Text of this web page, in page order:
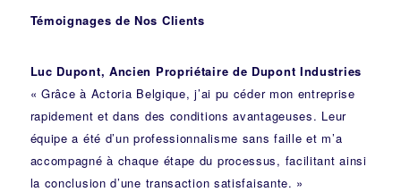
Témoignages de Nos Clients
Luc Dupont, Ancien Propriétaire de Dupont Industries
« Grâce à Actoria Belgique, j’ai pu céder mon entreprise
rapidement et dans des conditions avantageuses. Leur
équipe a été d’un professionnalisme sans faille et m’a
accompagné à chaque étape du processus, facilitant ainsi
la conclusion d’une transaction satisfaisante. »